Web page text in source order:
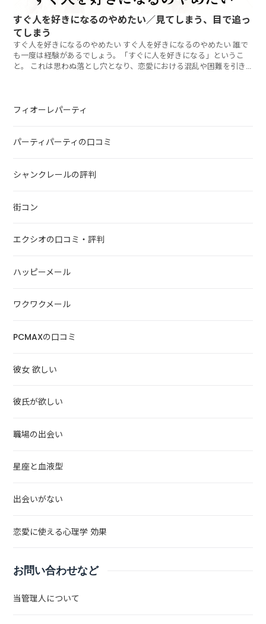
すぐ人を好きになるのやめたい／見てしまう、目で追っ
てしまう
すぐ人を好きになるのやめたい すぐ人を好きになるのやめたい 誰で
も一度は経験があるでしょう。「すぐに人を好きになる」というこ
と。 これは思わぬ落とし穴となり、恋愛における混乱や困難を引き
フィオーレパーティ
パーティパーティの口コミ
シャンクレールの評判
街コン
エクシオの口コミ・評判
ハッピーメール
ワクワクメール
PCMAXの口コミ
彼女 欲しい
彼氏が欲しい
職場の出会い
星座と血液型
出会いがない
恋愛に使える心理学 効果
お問い合わせなど
当管理人について